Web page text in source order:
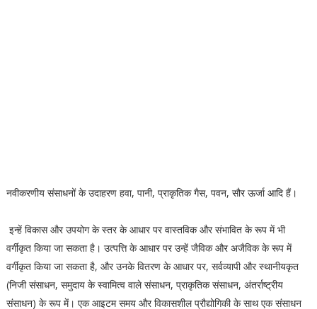
नवीकरणीय संसाधनों के उदाहरण हवा, पानी, प्राकृतिक गैस, पवन, सौर ऊर्जा आदि हैं।
इन्हें विकास और उपयोग के स्तर के आधार पर वास्तविक और संभावित के रूप में भी
वर्गीकृत किया जा सकता है। उत्पत्ति के आधार पर उन्हें जैविक और अजैविक के रूप में
वर्गीकृत किया जा सकता है, और उनके वितरण के आधार पर, सर्वव्यापी और स्थानीयकृत
(निजी संसाधन, समुदाय के स्वामित्व वाले संसाधन, प्राकृतिक संसाधन, अंतर्राष्ट्रीय
संसाधन) के रूप में। एक आइटम समय और विकासशील प्रौद्योगिकी के साथ एक संसाधन